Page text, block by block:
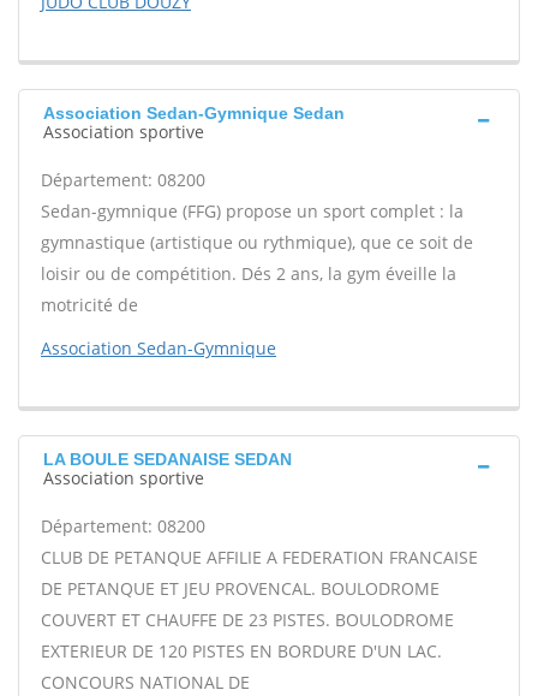
Association Sedan-Gymnique Sedan
Association sportive
Département: 08200
Sedan-gymnique (FFG) propose un sport complet : la
gymnastique (artistique ou rythmique), que ce soit de
loisir ou de compétition. Dés 2 ans, la gym éveille la
motricité de
Association Sedan-Gymnique
LA BOULE SEDANAISE SEDAN
Association sportive
Département: 08200
CLUB DE PETANQUE AFFILIE A FEDERATION FRANCAISE
DE PETANQUE ET JEU PROVENCAL. BOULODROME
COUVERT ET CHAUFFE DE 23 PISTES. BOULODROME
EXTERIEUR DE 120 PISTES EN BORDURE D'UN LAC.
CONCOURS NATIONAL DE